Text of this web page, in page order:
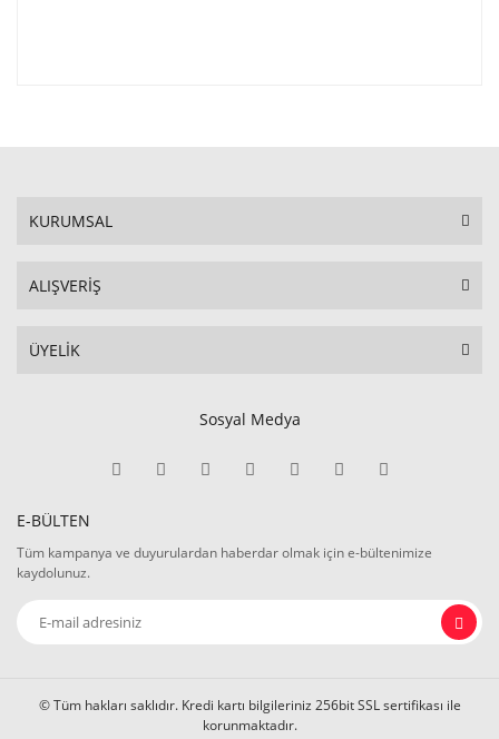
KURUMSAL
ALIŞVERİŞ
ÜYELİK
Sosyal Medya
E-BÜLTEN
Tüm kampanya ve duyurulardan haberdar olmak için e-bültenimize
kaydolunuz.
© Tüm hakları saklıdır. Kredi kartı bilgileriniz 256bit SSL sertifikası ile
korunmaktadır.